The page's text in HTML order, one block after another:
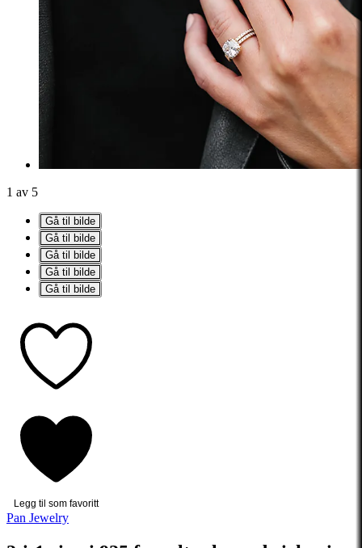
1 av 5
Gå til bilde
Gå til bilde
Gå til bilde
Gå til bilde
Gå til bilde
Legg til som favoritt
Pan Jewelry